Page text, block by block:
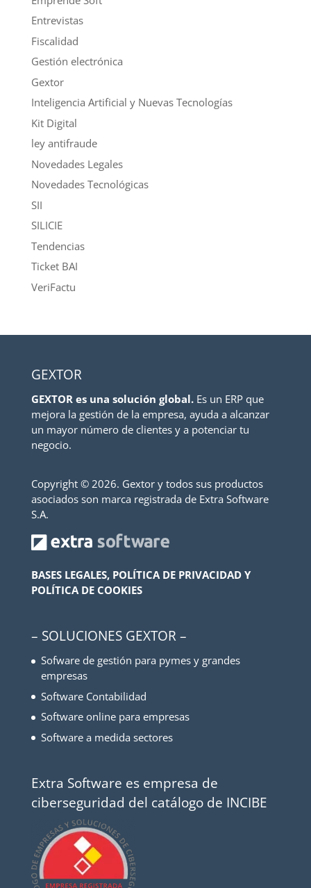
Entrevistas
Fiscalidad
Gestión electrónica
Gextor
Inteligencia Artificial y Nuevas Tecnologías
Kit Digital
ley antifraude
Novedades Legales
Novedades Tecnológicas
SII
SILICIE
Tendencias
Ticket BAI
VeriFactu
GEXTOR
GEXTOR es una solución global.Es un ERP que
mejora la gestión de la empresa, ayuda a alcanzar
un mayor número de clientes y a potenciar tu
negocio.
Copyright © 2026. Gextor y todos sus productos
asociados son marca registrada de Extra Software
S.A.
BASES LEGALES, POLÍTICA DE PRIVACIDAD Y
POLÍTICA DE COOKIES
– SOLUCIONES GEXTOR –
Sofware de gestión para pymes y grandes
empresas
Software Contabilidad
Software online para empresas
Software a medida sectores
Extra Software es empresa de
ciberseguridad del catálogo de INCIBE